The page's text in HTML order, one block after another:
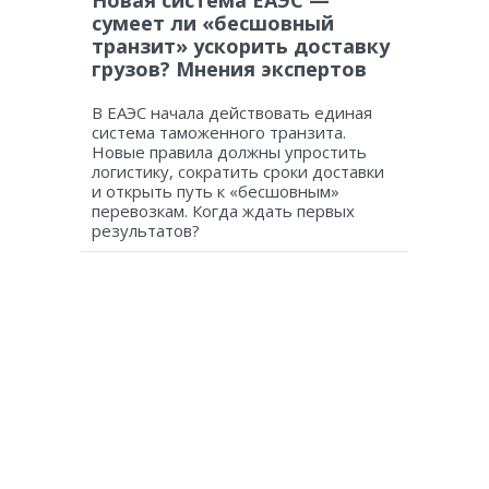
сумеет ли «бесшовный
транзит» ускорить доставку
грузов? Мнения экспертов
В ЕАЭС начала действовать единая
система таможенного транзита.
Новые правила должны упростить
логистику, сократить сроки доставки
и открыть путь к «бесшовным»
перевозкам. Когда ждать первых
результатов?